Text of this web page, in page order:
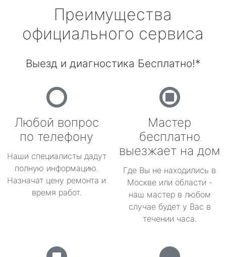
Преимущества
официального сервиса
Выезд и диагностика Бесплатно!*
Любой вопрос
по телефону
Наши специалисты дадут
полную информацию.
Назначат цену ремонта и
время работ.
Мастер
бесплатно
выезжает на дом
Где Вы не находились в
Москве или области -
наш мастер в любом
случае будет у Вас в
течении часа.